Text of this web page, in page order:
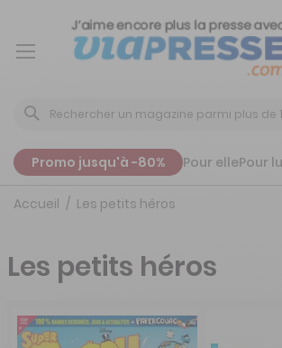
Promo jusqu'à -80% Pour ellePour
Accueil Les petits héros
Les petits héros